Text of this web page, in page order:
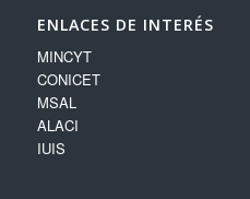
ENLACES DE INTERÉS
MINCYT
CONICET
MSAL
ALACI
IUIS